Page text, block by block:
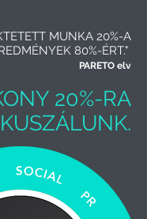
MUNKA 20%-A
80%-ÉRT."
PARETO elv
20%-RA